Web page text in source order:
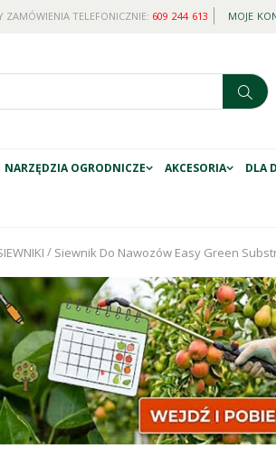
MOJE
ZAMÓWIENIA TELEFONICZNIE: 609 244 613
NARZĘDZIA OGRODNICZE AKCESORIA DLA
/ Siewnik Do Nawozów Easy Green